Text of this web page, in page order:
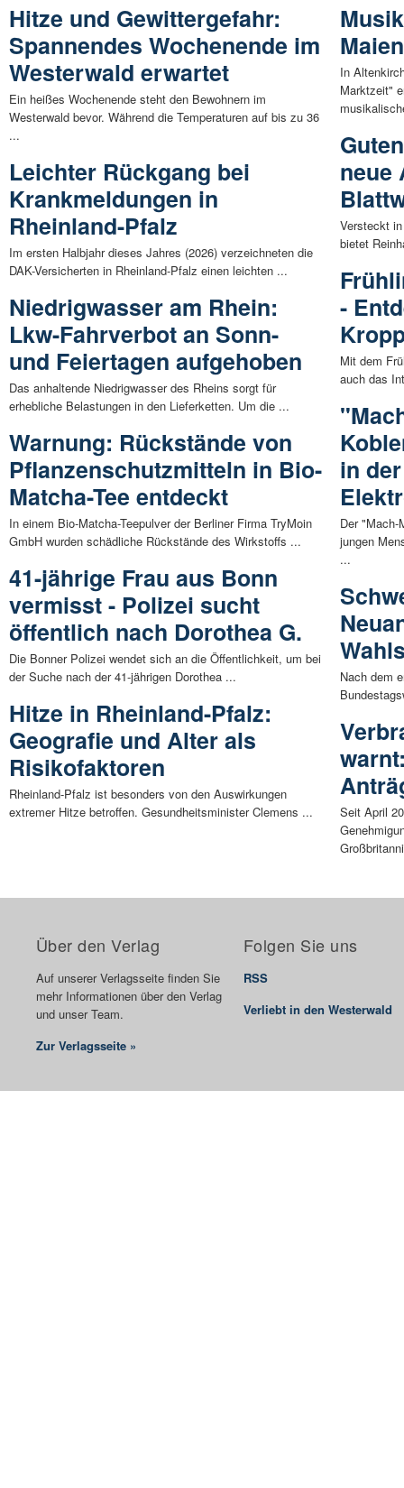
Hitze und Gewittergefahr:
Spannendes Wochenende im
Westerwald erwartet
Ein heißes Wochenende steht den Bewohnern im
Westerwald bevor. Während die Temperaturen auf bis zu 36
...
Leichter Rückgang bei
Krankmeldungen in
Rheinland-Pfalz
Im ersten Halbjahr dieses Jahres (2026) verzeichneten die
DAK-Versicherten in Rheinland-Pfalz einen leichten ...
Niedrigwasser am Rhein:
Lkw-Fahrverbot an Sonn-
und Feiertagen aufgehoben
Das anhaltende Niedrigwasser des Rheins sorgt für
erhebliche Belastungen in den Lieferketten. Um die ...
Warnung: Rückstände von
Pflanzenschutzmitteln in Bio-
Matcha-Tee entdeckt
In einem Bio-Matcha-Teepulver der Berliner Firma TryMoin
GmbH wurden schädliche Rückstände des Wirkstoffs ...
41-jährige Frau aus Bonn
vermisst - Polizei sucht
öffentlich nach Dorothea G.
Die Bonner Polizei wendet sich an die Öffentlichkeit, um bei
der Suche nach der 41-jährigen Dorothea ...
Hitze in Rheinland-Pfalz:
Geografie und Alter als
Risikofaktoren
Rheinland-Pfalz ist besonders von den Auswirkungen
extremer Hitze betroffen. Gesundheitsminister Clemens ...
In
Marktzeit"
neue
Versteckt
bietet
-
Mit dem
auch das
in
Der "Mach-
jungen
...
Nach dem
Seit April
Über den Verlag
Auf unserer Verlagsseite finden Sie
mehr Informationen über den Verlag
und unser Team.
Zur Verlagsseite »
Folgen Sie uns
RSS
Verliebt in den Westerwald